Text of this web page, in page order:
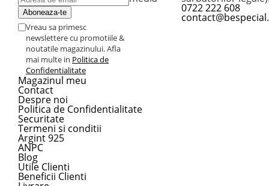
Vreau sa primesc
newslettere cu promotiile &
noutatile magazinului. Afla
mai multe in Politica de
Confidentialitate
0722 222 608
Magazinul meu
Contact
Despre noi
Politica de Confidentialitate
Securitate
Termeni si conditii
Argint 925
ANPC
Blog
Utile Clienti
Beneficii Clienti